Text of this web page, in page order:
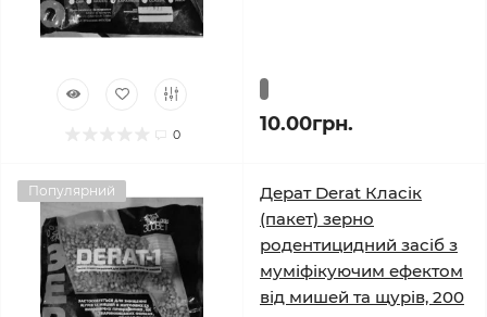
0 10.00грн.
Популярний
Дерат Derat Класік
(пакет) зерно
родентицидний засіб з
муміфікуючим ефектом
від мишей та щурів, 200